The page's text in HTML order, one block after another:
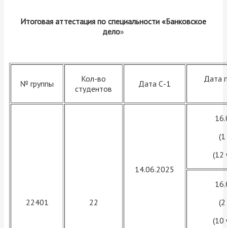
Итоговая аттестация по специальности «Банковское
дело»
№ группы
Кол-во
студентов
Дата С-1 Дата
22401 22
14.06.2025
(12
(10